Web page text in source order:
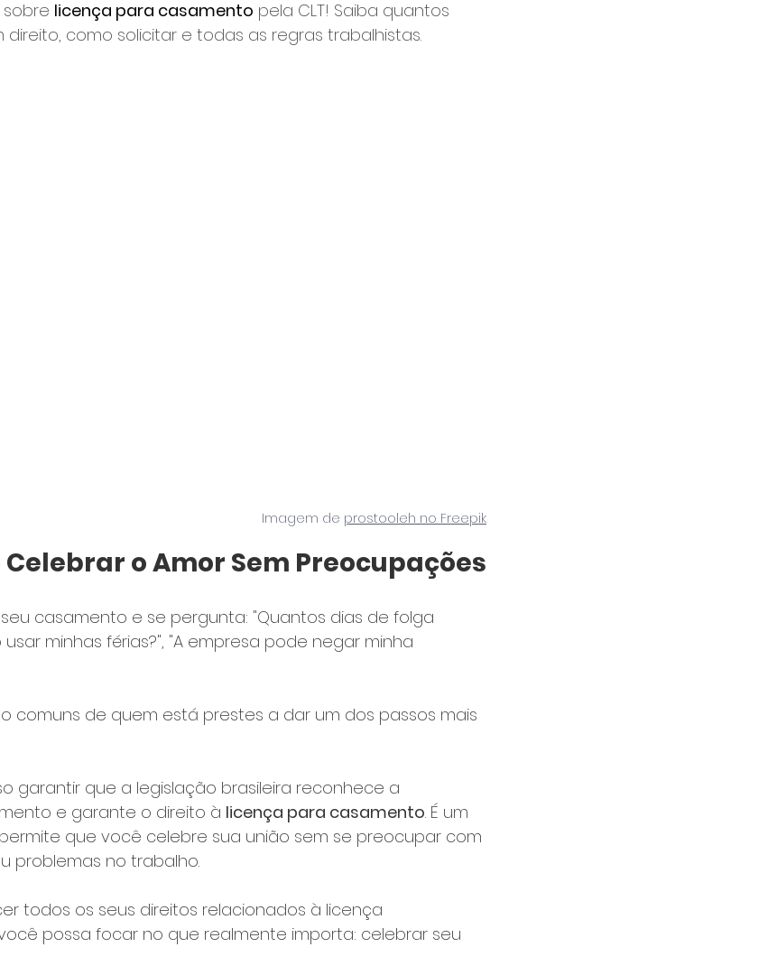
licença para casamento pela CLT! Saiba quantos
como solicitar e todas as regras trabalhistas.
Imagem de prostooleh no Freepik
Celebrar o Amor Sem Preocupações
casamento e se pergunta: "Quantos dias de folga
usar minhas férias?", "A empresa pode negar minha
comuns de quem está prestes a dar um dos passos mais
garantir que a legislação brasileira reconhece a
e garante o direito à licença para casamento. É um
que você celebre sua união sem se preocupar com
problemas no trabalho.
todos os seus direitos relacionados à licença
possa focar no que realmente importa: celebrar seu